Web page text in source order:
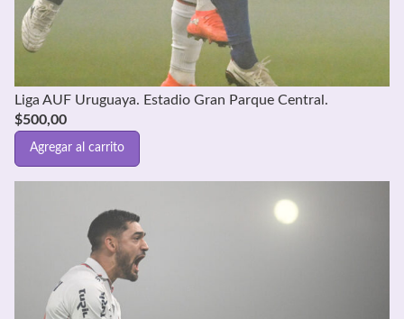
Liga AUF Uruguaya. Estadio Gran Parque Central.
$500,00
Agregar al carrito